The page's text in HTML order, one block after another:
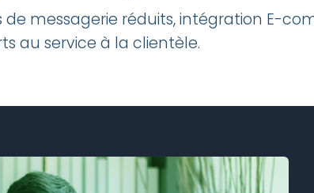
messagerie réduits, intégration E-
au service à la clientèle.